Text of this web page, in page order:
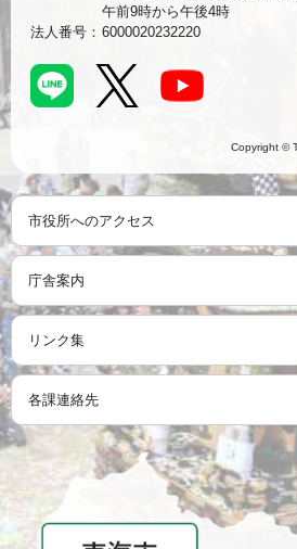
午前9時から午後4時
法人番号： 6000020232220
Copyright ©
市役所へのアクセス
庁舎案内
リンク集
各課連絡先